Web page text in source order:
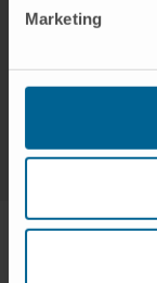
Marketing
Francesc
la muerte de
transformar el